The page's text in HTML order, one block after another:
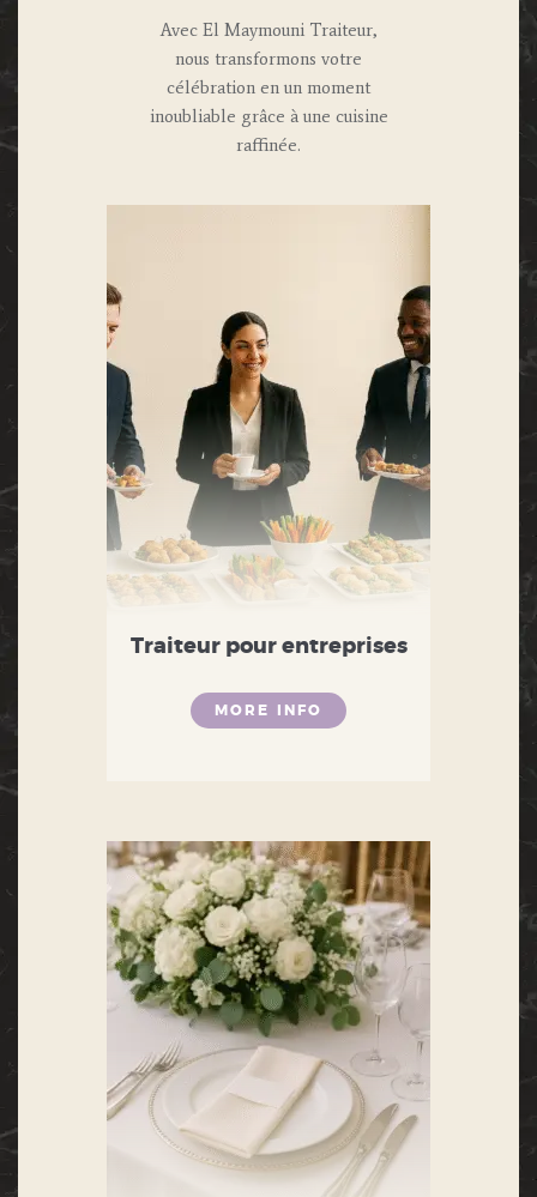
Avec El Maymouni Traiteur,
nous transformons votre
célébration en un moment
inoubliable grâce à une cuisine
raffinée.
Traiteur pour entreprises
MORE INFO